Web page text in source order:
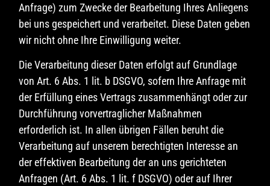
Anfrage) zum Zwecke der Bearbeitung Ihres Anliegens
bei uns gespeichert und verarbeitet. Diese Daten geben
wir nicht ohne Ihre Einwilligung weiter.
Die Verarbeitung dieser Daten erfolgt auf Grundlage
von Art. 6 Abs. 1 lit. b DSGVO, sofern Ihre Anfrage mit
der Erfüllung eines Vertrags zusammenhängt oder zur
Durchführung vorvertraglicher Maßnahmen
erforderlich ist. In allen übrigen Fällen beruht die
Verarbeitung auf unserem berechtigten Interesse an
der effektiven Bearbeitung der an uns gerichteten
Anfragen (Art. 6 Abs. 1 lit. f DSGVO) oder auf Ihrer